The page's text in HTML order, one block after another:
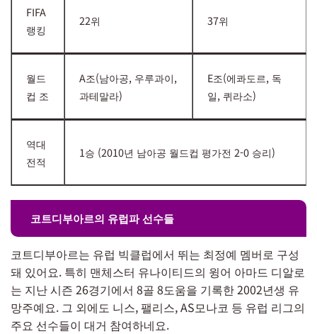
FIFA
랭킹
22위 37위
월드
컵 조
A조(남아공, 우루과이,
과테말라)
E조(에콰도르, 독
일, 퀴라소)
역대
전적
1승 (2010년 남아공 월드컵 평가전 2-0 승리)
코트디부아르의 유럽파 선수들
코트디부아르는 유럽 빅클럽에서 뛰는 최정예 멤버로 구성
돼 있어요. 특히 맨체스터 유나이티드의 윙어 아마드 디알로
는 지난 시즌 26경기에서 8골 8도움을 기록한 2002년생 유
망주예요. 그 외에도 니스, 팰리스, AS모나코 등 유럽 리그의
주요 선수들이 대거 참여하네요.